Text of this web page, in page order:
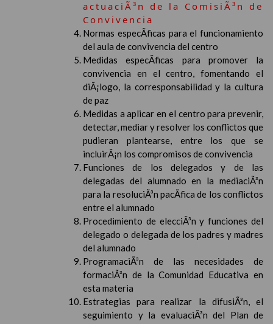
actuaciÃ³n de la ComisiÃ³n de
Convivencia
Normas especÃ­ficas para el funcionamiento
del aula de convivencia del centro
Medidas especÃ­ficas para promover la
convivencia en el centro, fomentando el
diÃ¡logo, la corresponsabilidad y la cultura
de paz
Medidas a aplicar en el centro para prevenir,
detectar, mediar y resolver los conflictos que
pudieran plantearse, entre los que se
incluirÃ¡n los compromisos de convivencia
Funciones de los delegados y de las
delegadas del alumnado en la mediaciÃ³n
para la resoluciÃ³n pacÃ­fica de los conflictos
entre el alumnado
Procedimiento de elecciÃ³n y funciones del
delegado o delegada de los padres y madres
del alumnado
ProgramaciÃ³n de las necesidades de
formaciÃ³n de la Comunidad Educativa en
esta materia
Estrategias para realizar la difusiÃ³n, el
seguimiento y la evaluaciÃ³n del Plan de